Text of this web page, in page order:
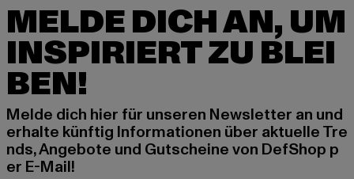
MELDE DICH AN, UM
INSPIRIERT ZU BLEI
BEN!
Melde dich hier für unseren Newsletter an und
erhalte künftig Informationen über aktuelle Tre
nds, Angebote und Gutscheine von DefShop p
er E-Mail!